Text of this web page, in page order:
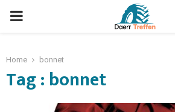
Home bonnet
Tag : bonnet